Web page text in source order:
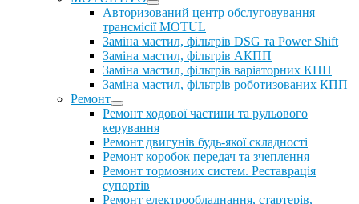
Авторизований центр обслуговування
трансмісії MOTUL
Заміна мастил, фільтрів DSG та Power Shift
Заміна мастил, фільтрів АКПП
Заміна мастил, фільтрів варіаторних КПП
Заміна мастил, фільтрів роботизованих КПП
Ремонт
Ремонт ходової частини та рульового
керування
Ремонт двигунів будь-якої складності
Ремонт коробок передач та зчеплення
Ремонт тормозних систем. Реставрація
супортів
Ремонт електрообладнання, стартерів,